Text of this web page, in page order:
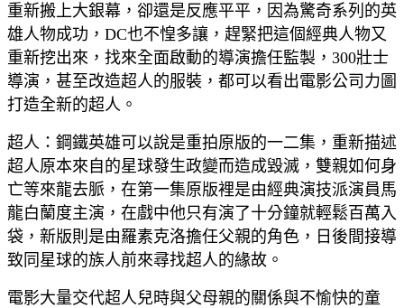
重新搬上大銀幕，卻還是反應平平，因為驚奇系列的英
雄人物成功，DC也不惶多讓，趕緊把這個經典人物又
重新挖出來，找來全面啟動的導演擔任監製，300壯士
導演，甚至改造超人的服裝，都可以看出電影公司力圖
打造全新的超人。
超人：鋼鐵英雄可以說是重拍原版的一二集，重新描述
超人原本來自的星球發生政變而造成毀滅，雙親如何身
亡等來龍去脈，在第一集原版裡是由經典演技派演員馬
龍白蘭度主演，在戲中他只有演了十分鐘就輕鬆百萬入
袋，新版則是由羅素克洛擔任父親的角色，日後間接導
致同星球的族人前來尋找超人的緣故。
電影大量交代超人兒時與父母親的關係與不愉快的童